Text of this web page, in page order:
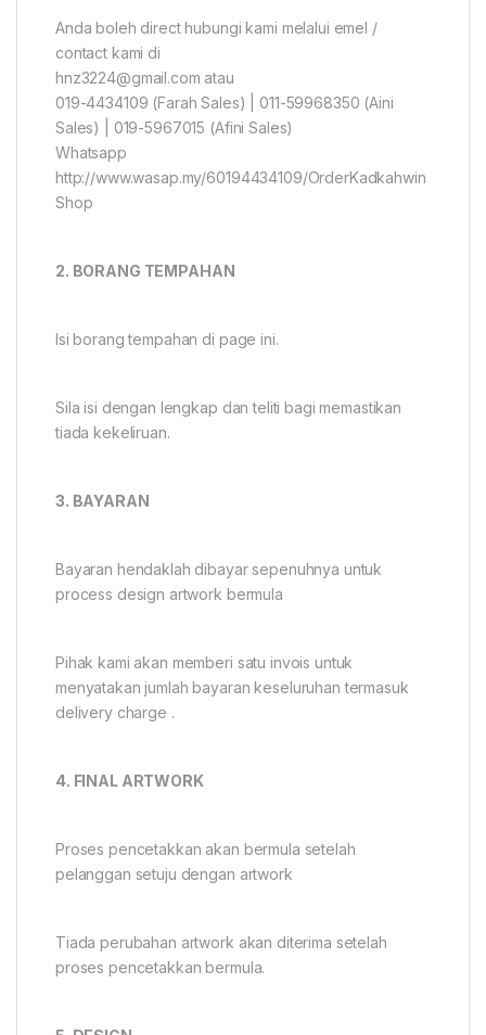
Anda boleh direct hubungi kami melalui emel /
contact kami di
hnz3224@gmail.com atau
019-4434109 (Farah Sales) | 011-59968350 (Aini
Sales) | 019-5967015 (Afini Sales)
Whatsapp
http://www.wasap.my/60194434109/OrderKadkahwin
Shop
2. BORANG TEMPAHAN
Isi borang tempahan di page ini.
Sila isi dengan lengkap dan teliti bagi memastikan
tiada kekeliruan.
3. BAYARAN
Bayaran hendaklah dibayar sepenuhnya untuk
process design artwork bermula
Pihak kami akan memberi satu invois untuk
menyatakan jumlah bayaran keseluruhan termasuk
delivery charge .
4. FINAL ARTWORK
Proses pencetakkan akan bermula setelah
pelanggan setuju dengan artwork
Tiada perubahan artwork akan diterima setelah
proses pencetakkan bermula.